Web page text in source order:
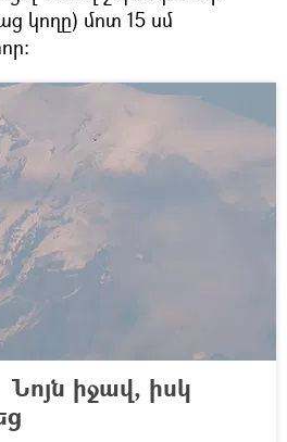
կողը) մոտ 15 սմ
իջավ, իսկ